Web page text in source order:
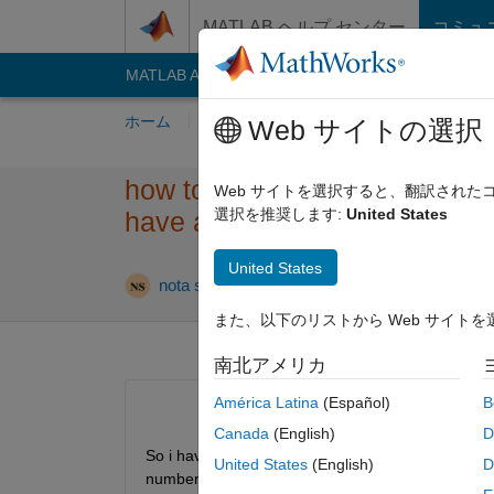
MATLAB ヘルプ センター コミュ
MATLAB Answers File Exchange
ホーム 質問する 回答 閲覧
how to fix:Unable to perform
have a different number of
nota siachouli 2020 7 月 6
So i have this code and it gives me the error
number of elements".
Web サイトの選択
Web サイトを選択すると、翻訳された
選択を推奨します: United States
United States
また、以下のリストから Web サイトを
南北アメリカ
América Latina (Español)
Canada (English)
United States (English)